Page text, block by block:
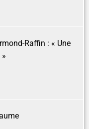
Raffin : « Une